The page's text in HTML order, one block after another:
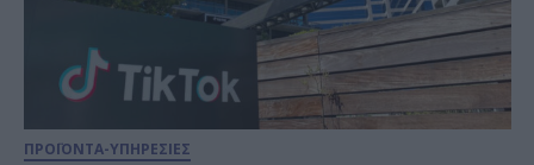
ΠΡΟΪΟΝΤΑ-ΥΠΗΡΕΣΙΕΣ